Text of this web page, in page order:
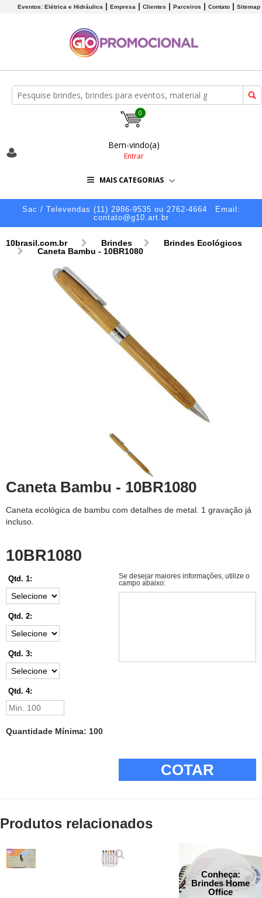
Eventos: Elétrica e Hidráulica Empresa Clientes Parceiros Contato Sitemap
0
Bem-vindo(a)
Entrar
MAIS CATEGORIAS
Sac / Televendas (11) 2986-9535 ou 2762-4664
Email:
contato@g10.art.br
10brasil.com.br Brindes
Brindes Ecológicos
Caneta Bambu - 10BR1080
Caneta Bambu - 10BR1080
Caneta ecológica de bambu com detalhes de metal. 1 gravação já
incluso.
10BR1080
Qtd. 1:
Qtd. 2:
Qtd. 3:
Qtd. 4:
Quantidade Mínima: 100
Se desejar maiores informações, utilize o
campo abaixo:
COTAR
Produtos relacionados
Conheça:
Brindes Home
Office